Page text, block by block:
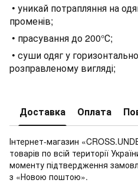
• уникай потрапляння на
променів;
• прасування до 200°С;
• суши одяг у
розправленому вигляді;
Доставка Оплата
Інтернет-магазин
товарів по всій території
моменту підтвердження
з «Новою поштою».